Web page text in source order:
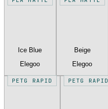
Ice Blue
Elegoo
Beige
Elegoo
PETG RAPID PETG RAPID